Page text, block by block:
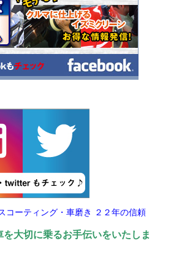
コーティング・車磨き
２２年の信頼
を大切に乗るお手伝いをいたしま